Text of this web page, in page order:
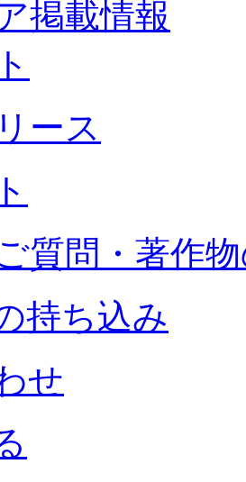
掲載情報
ース
質問・著作
持ち込み
せ